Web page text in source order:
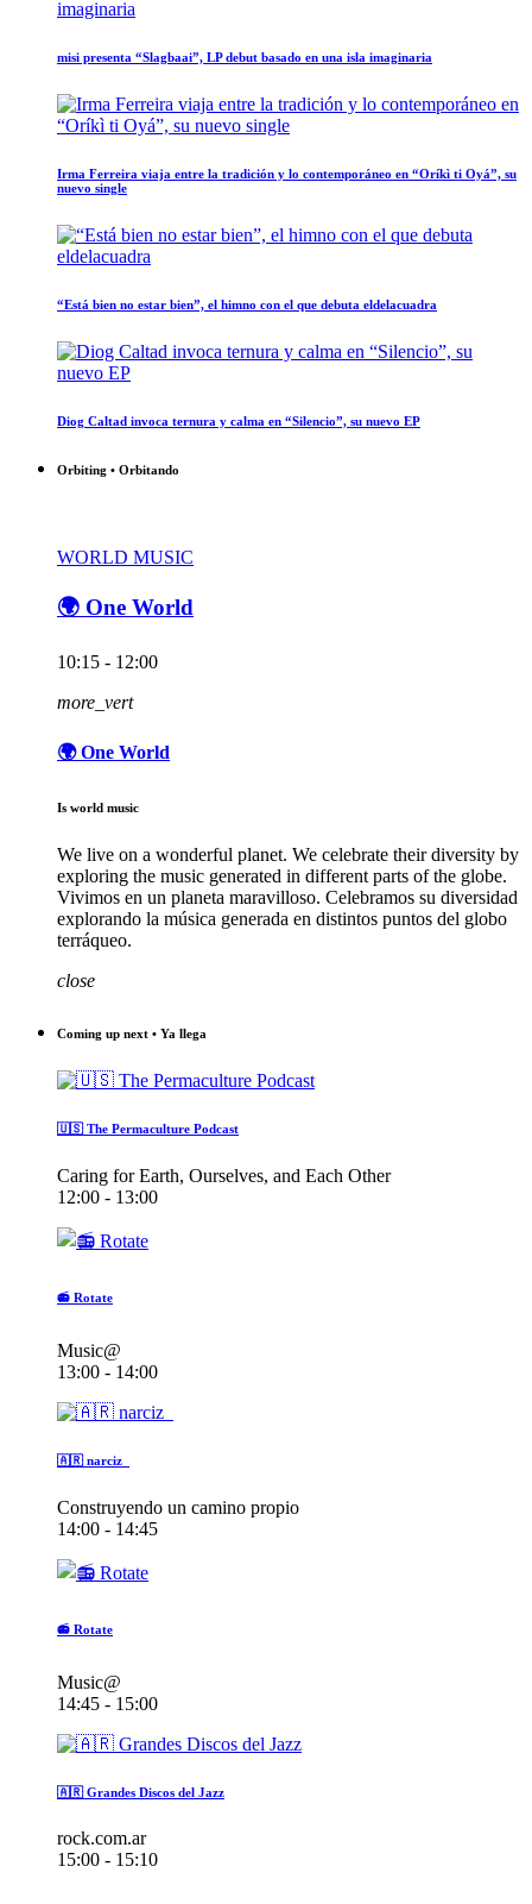
misi presenta “Slagbaai”, LP debut basado en una isla imaginaria
Irma Ferreira viaja entre la tradición y lo contemporáneo en “Oríkì ti Oyá”, su
nuevo single
“Está bien no estar bien”, el himno con el que debuta eldelacuadra
Diog Caltad invoca ternura y calma en “Silencio”, su nuevo EP
Orbiting • Orbitando
WORLD MUSIC
🌍 One World
10:15 - 12:00
more_vert
🌍 One World
Is world music
We live on a wonderful planet. We celebrate their diversity by
exploring the music generated in different parts of the globe.
Vivimos en un planeta maravilloso. Celebramos su diversidad
explorando la música generada en distintos puntos del globo
terráqueo.
close
Coming up next • Ya llega
🇺🇸 The Permaculture Podcast
Caring for Earth, Ourselves, and Each Other
12:00 - 13:00
📻 Rotate
Music@
13:00 - 14:00
🇦🇷 narciz_
Construyendo un camino propio
14:00 - 14:45
📻 Rotate
Music@
14:45 - 15:00
🇦🇷 Grandes Discos del Jazz
rock.com.ar
15:00 - 15:10